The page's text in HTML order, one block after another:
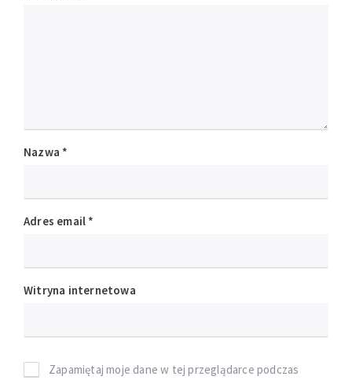
Nazwa *
Adres email *
Witryna internetowa
Zapamiętaj moje dane w tej przeglądarce podczas